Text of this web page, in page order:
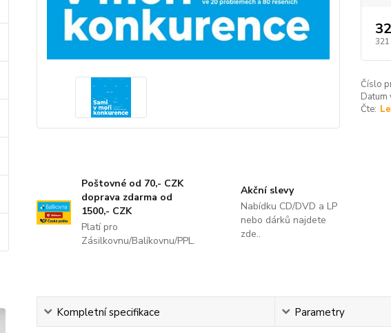
321
Číslo
Datum
Čte:
Poštovné od 70,- CZK
doprava zdarma od
1500,- CZK
Platí pro
Zásilkovnu/Balíkovnu/PPL.
Akční slevy
Nabídku CD/DVD a LP
nebo dárků najdete
zde..
Kompletní specifikace Parametry